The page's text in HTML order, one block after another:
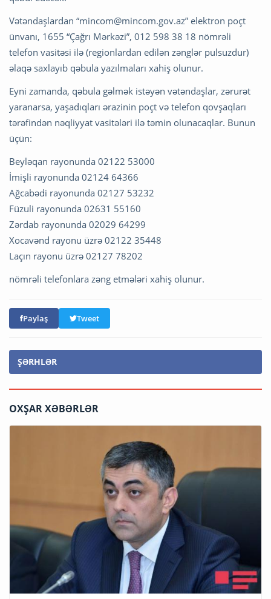
Vətəndaşlardan “mincom@mincom.gov.az” elektron poçt
ünvanı, 1655 “Çağrı Mərkəzi”, 012 598 38 18 nömrəli
telefon vasitəsi ilə (regionlardan edilən zənglər pulsuzdur)
əlaqə saxlayıb qəbula yazılmaları xahiş olunur.
Eyni zamanda, qəbula gəlmək istəyən vətəndaşlar, zərurət
yaranarsa, yaşadıqları ərazinin poçt və telefon qovşaqları
tərəfindən nəqliyyat vasitələri ilə təmin olunacaqlar. Bunun
üçün:
Beyləqan rayonunda 02122 53000
İmişli rayonunda 02124 64366
Ağcabədi rayonunda 02127 53232
Füzuli rayonunda 02631 55160
Zərdab rayonunda 02029 64299
Xocavənd rayonu üzrə 02122 35448
Laçın rayonu üzrə 02127 78202
nömrəli telefonlara zəng etmələri xahiş olunur.
Paylaş Tweet
ŞƏRHLƏR
OXŞAR XƏBƏRLƏR